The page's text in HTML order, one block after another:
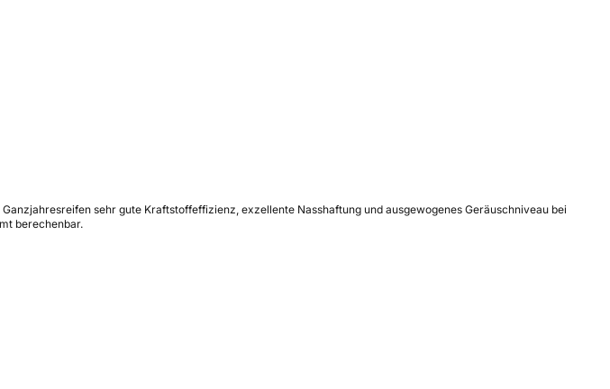
sehr gute Kraftstoffeffizienz, exzellente Nasshaftung und ausgewogenes Geräuschniveau bei
berechenbar.